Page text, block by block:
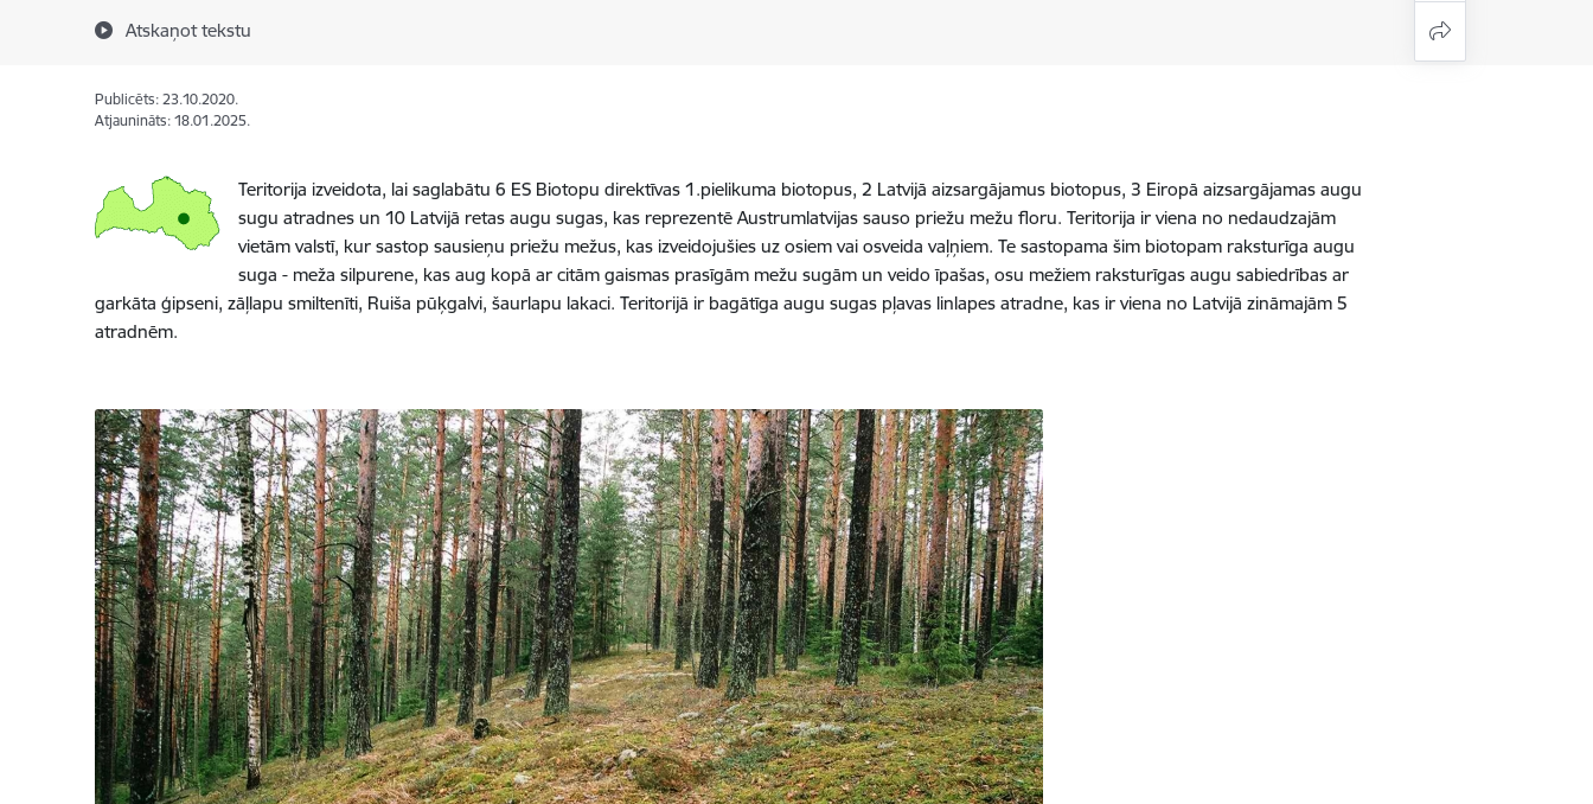
Atskaņot tekstu
Publicēts: 23.10.2020.
Atjaunināts: 18.01.2025.
Teritorija izveidota, lai saglabātu 6 ES Biotopu direktīvas 1.pielikuma biotopus, 2 Latvijā aizsargājamus biotopus, 3 Eiropā aizsargājamas augu
sugu atradnes un 10 Latvijā retas augu sugas, kas reprezentē Austrumlatvijas sauso priežu mežu floru. Teritorija ir viena no nedaudzajām
vietām valstī, kur sastop sausieņu priežu mežus, kas izveidojušies uz osiem vai osveida vaļņiem. Te sastopama šim biotopam raksturīga augu
suga - meža silpurene, kas aug kopā ar citām gaismas prasīgām mežu sugām un veido īpašas, osu mežiem raksturīgas augu sabiedrības ar
garkāta ģipseni, zāļlapu smiltenīti, Ruiša pūķgalvi, šaurlapu lakaci. Teritorijā ir bagātīga augu sugas pļavas linlapes atradne, kas ir viena no Latvijā zināmajām 5
atradnēm.